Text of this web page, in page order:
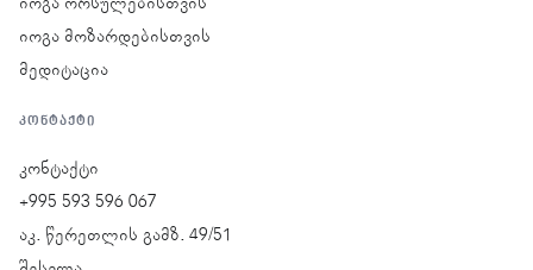
იოგა მოზარდებისთვის
მედიტაცია
ᲙᲝᲜᲢᲐᲥᲢᲘ
კონტაქტი
+995 593 596 067
აკ. წერეთლის გამზ. 49/51